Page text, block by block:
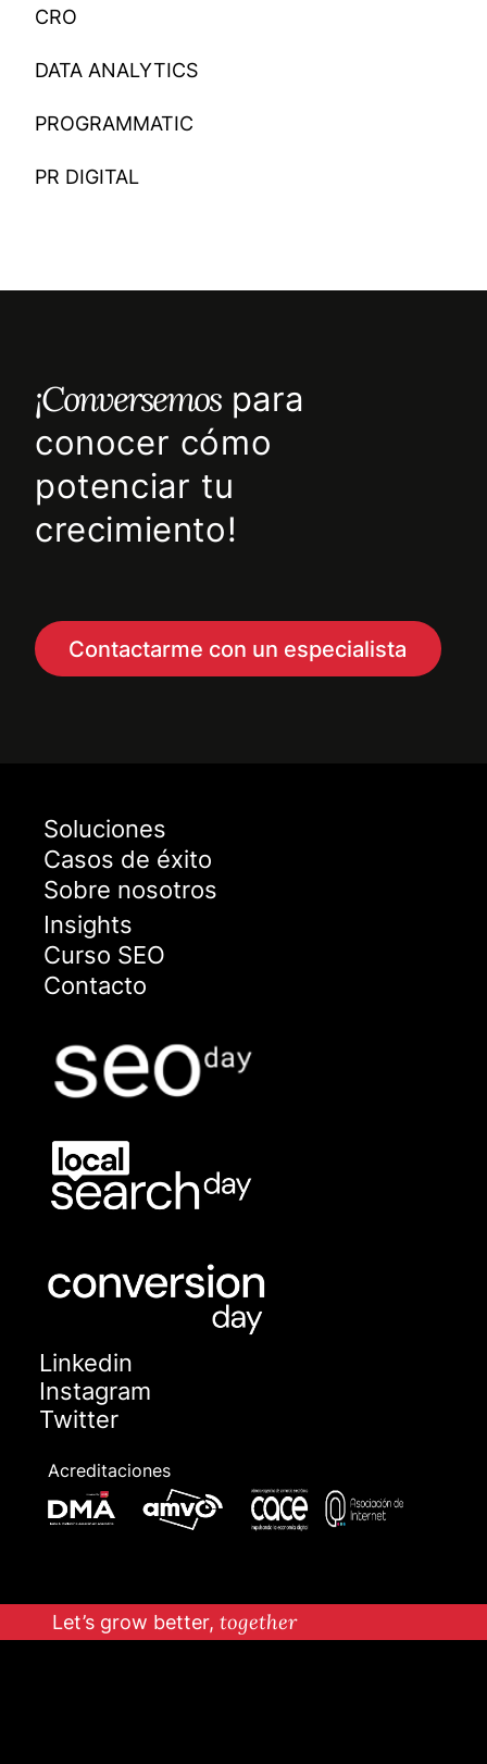
CRO
DATA ANALYTICS
PROGRAMMATIC
PR DIGITAL
¡Conversemospara
conocer cómo
potenciar tu
crecimiento!
Contactarme con un especialista
Soluciones
Casos de éxito
Sobre nosotros
Insights
Curso SEO
Contacto
Linkedin
Instagram
Twitter
Acreditaciones
Let’s grow better, together